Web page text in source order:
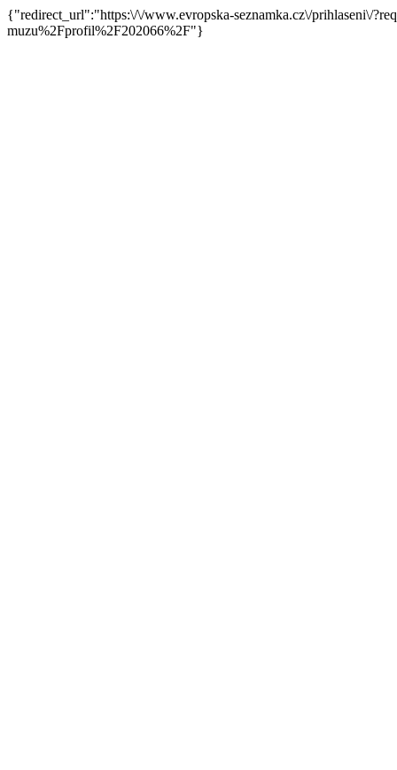
{"redirect_url":"https:\/\/www.evropska-seznamka.cz\/prihlaseni\/
muzu%2Fprofil%2F202066%2F"}